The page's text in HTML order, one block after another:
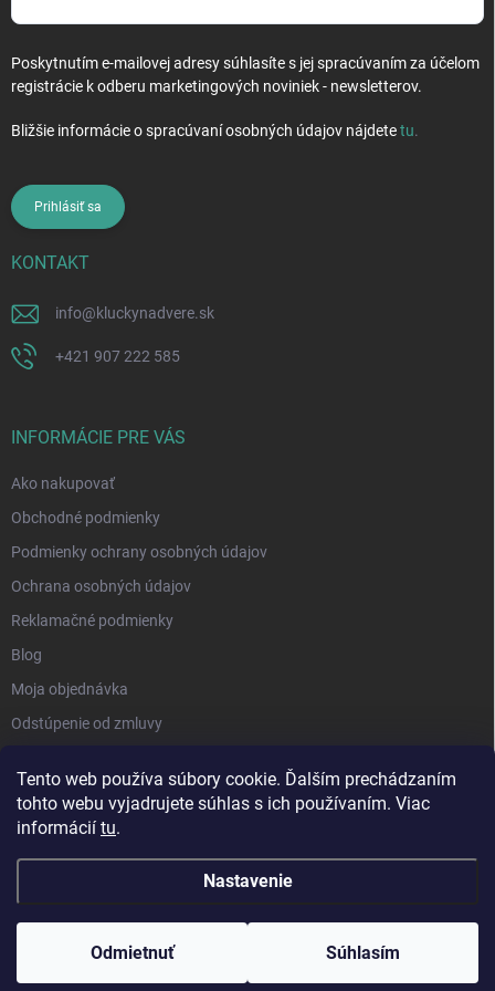
Tento web používa súbory cookie. Ďalším prechádzaním
tohto webu vyjadrujete súhlas s ich používaním. Viac
informácií tu.
Nastavenie
Odmietnuť Súhlasím
Poskytnutím e-mailovej adresy súhlasíte s jej spracúvaním za účelom
registrácie k odberu marketingových noviniek - newsletterov.
Bližšie informácie o spracúvaní osobných údajov nájdetetu.
Prihlásiť sa
KONTAKT
info@kluckynadvere.sk
+421 907 222 585
INFORMÁCIE PRE VÁS
Ako nakupovať
Obchodné podmienky
Podmienky ochrany osobných údajov
Ochrana osobných údajov
Reklamačné podmienky
Blog
Moja objednávka
Odstúpenie od zmluvy
Vytvoril Shoptet
Copyright 2026Kluckynadvere.sk. Všetky práva vyhradené.Upraviť